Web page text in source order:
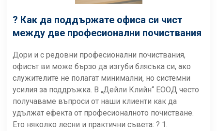
? Как да поддържате офиса си чист
между две професионални почиствания
Дори и с редовни професионални почиствания,
офисът ви може бързо да изгуби блясъка си, ако
служителите не полагат минимални, но системни
усилия за поддръжка. В „Дейли Клийн“ ЕООД често
получаваме въпроси от наши клиенти как да
удължат ефекта от професионалното почистване.
Ето няколко лесни и практични съвета: ? 1.